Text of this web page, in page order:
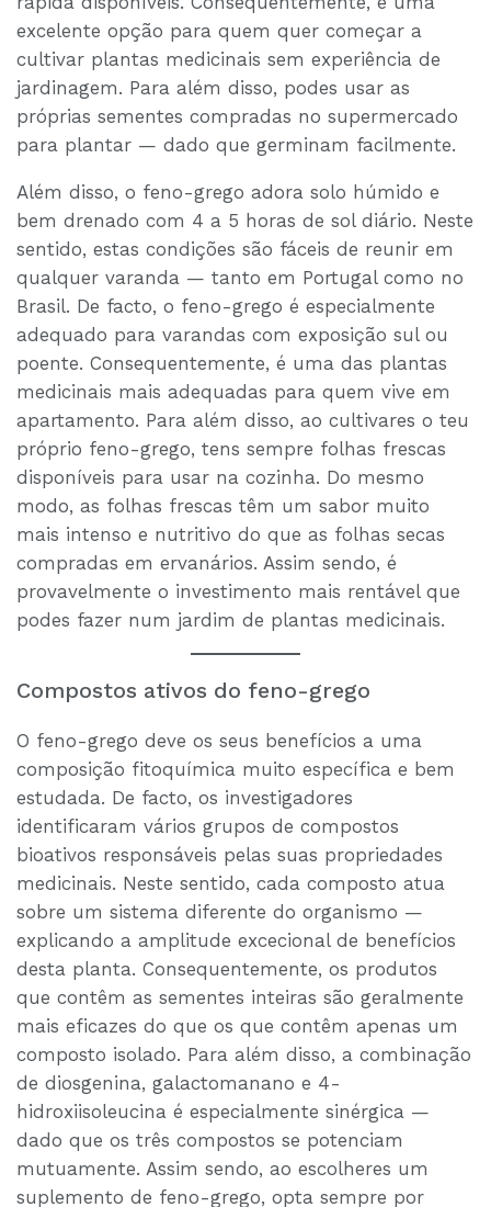
excelente opção para quem quer começar a
cultivar plantas medicinais sem experiência de
jardinagem. Para além disso, podes usar as
próprias sementes compradas no supermercado
para plantar — dado que germinam facilmente.
Além disso, o feno-grego adora solo húmido e
bem drenado com 4 a 5 horas de sol diário. Neste
sentido, estas condições são fáceis de reunir em
qualquer varanda — tanto em Portugal como no
Brasil. De facto, o feno-grego é especialmente
adequado para varandas com exposição sul ou
poente. Consequentemente, é uma das plantas
medicinais mais adequadas para quem vive em
apartamento. Para além disso, ao cultivares o teu
próprio feno-grego, tens sempre folhas frescas
disponíveis para usar na cozinha. Do mesmo
modo, as folhas frescas têm um sabor muito
mais intenso e nutritivo do que as folhas secas
compradas em ervanários. Assim sendo, é
provavelmente o investimento mais rentável que
podes fazer num jardim de plantas medicinais.
Compostos ativos do feno-grego
O feno-grego deve os seus benefícios a uma
composição fitoquímica muito específica e bem
estudada. De facto, os investigadores
identificaram vários grupos de compostos
bioativos responsáveis pelas suas propriedades
medicinais. Neste sentido, cada composto atua
sobre um sistema diferente do organismo —
explicando a amplitude excecional de benefícios
desta planta. Consequentemente, os produtos
que contêm as sementes inteiras são geralmente
mais eficazes do que os que contêm apenas um
composto isolado. Para além disso, a combinação
de diosgenina, galactomanano e 4-
hidroxiisoleucina é especialmente sinérgica —
dado que os três compostos se potenciam
mutuamente. Assim sendo, ao escolheres um
suplemento de feno-grego, opta sempre por